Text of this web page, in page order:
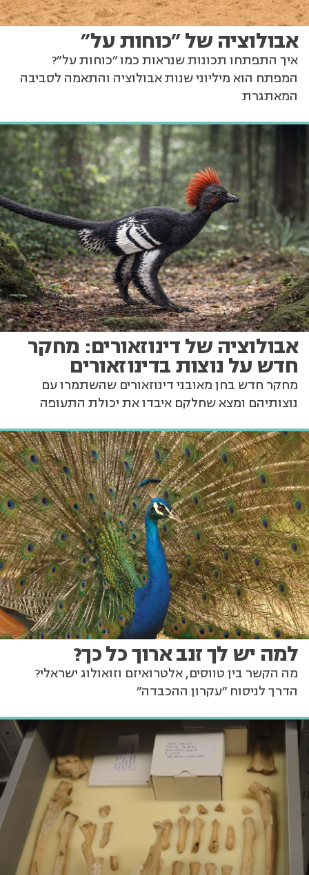
אבולוציה של "כוחות על"
איך התפתחו תכונות שנראות כמו "כוחות על"?
המפתח הוא מיליוני שנות אבולוציה והתאמה לסביבה
המאתגרת
אבולוציה של דינוזאורים: מחקר
חדש על נוצות בדינוזאורים
מחקר חדש בחן מאובני דינוזאורים שהשתמרו עם
נוצותיהם ומצא שחלקם איבדו את יכולת התעופה
למה יש לך זנב ארוך כל כך?
מה הקשר בין טווסים, אלטרואיזם וזואולוג ישראלי?
הדרך לניסוח "עקרון ההכבדה"